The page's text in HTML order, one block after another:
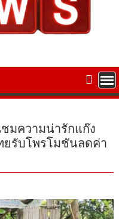
มความน่ารักแก๊ง
ยรับโพรโมชันลดค่า